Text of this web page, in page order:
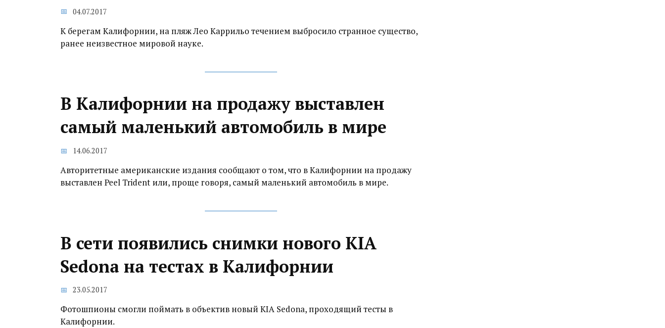
04.07.2017
К берегам Калифорнии, на пляж Лео Каррильо течением выбросило странное существо,
ранее неизвестное мировой науке.
В Калифорнии на продажу выставлен
самый маленький автомобиль в мире
14.06.2017
Авторитетные американские издания сообщают о том, что в Калифорнии на продажу
выставлен Peel Trident или, проще говоря, самый маленький автомобиль в мире.
В сети появились снимки нового KIA
Sedona на тестах в Калифорнии
23.05.2017
Фотошпионы смогли поймать в объектив новый KIA Sedona, проходящий тесты в
Калифорнии.